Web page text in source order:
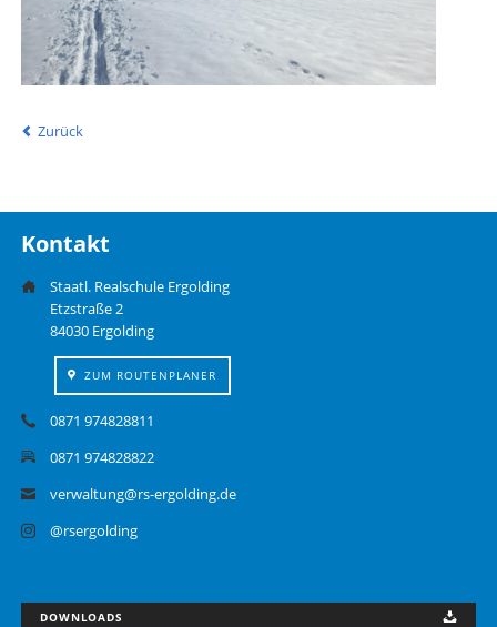
Zurück
Kontakt
Staatl. Realschule Ergolding
Etzstraße 2
84030 Ergolding
ZUM ROUTENPLANER
0871 974828811
0871 974828822
verwaltung@rs-ergolding.de
@rsergolding
DOWNLOADS